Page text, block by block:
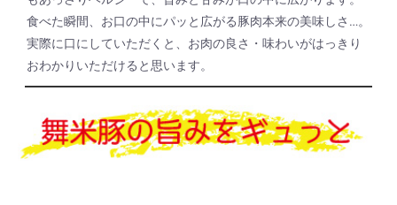
食べた瞬間、お口の中にパッと広がる豚肉本来の美味しさ…。
実際に口にしていただくと、お肉の良さ・味わいがはっきり
おわかりいただけると思います。